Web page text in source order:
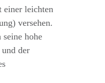
einer leichten
versehen.
hohe
der